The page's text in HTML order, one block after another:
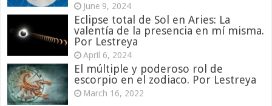
June 9, 2024
Eclipse total de Sol en Aries: La
valentía de la presencia en mí misma.
Por Lestreya
April 6, 2024
El múltiple y poderoso rol de
escorpio en el zodiaco. Por Lestreya
March 16, 2022